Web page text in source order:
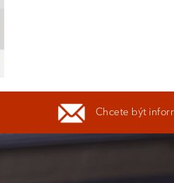
Chcete být